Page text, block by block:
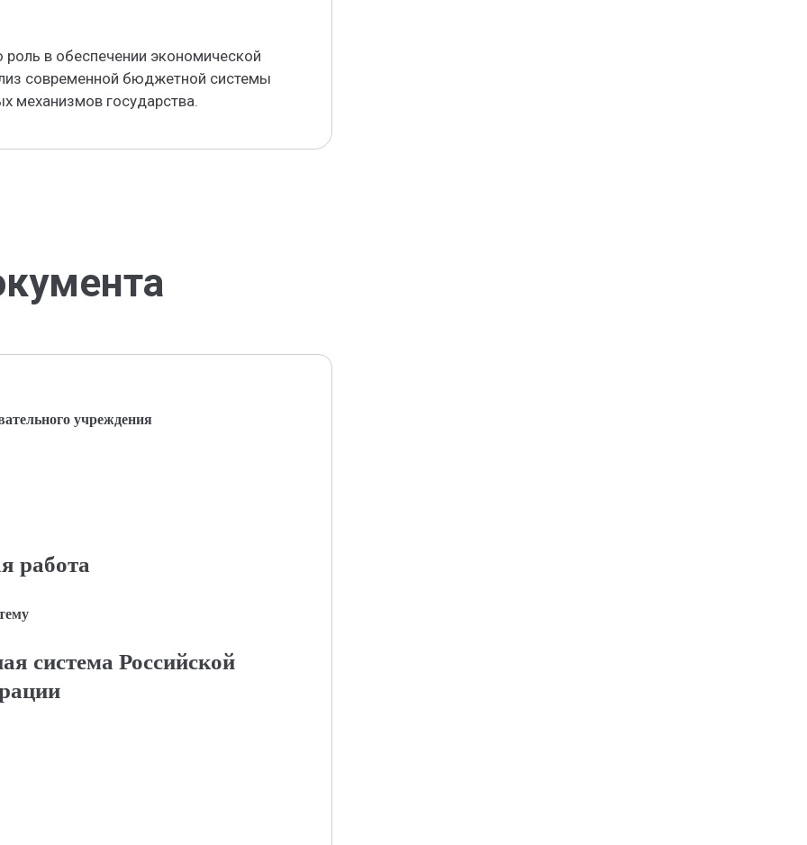
в обеспечении экономической
современной бюджетной системы
механизмов государства.
учреждения
работа
система Российской